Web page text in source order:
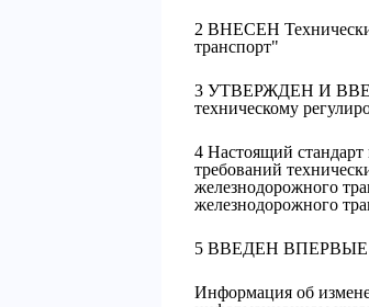
2 ВНЕСЕН
транспорт"
3 УТВЕРЖДЕН И
техническому
4 Настоящий
требований
железнодорожного
железнодорожного
5 ВВЕДЕН ВПЕРВЫЕ
Информация об